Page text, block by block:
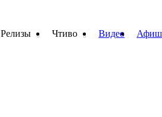
Релизы Чтиво Видео